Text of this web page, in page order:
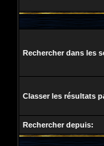
Rechercher dans les
Classer les résultats
Rechercher depuis: